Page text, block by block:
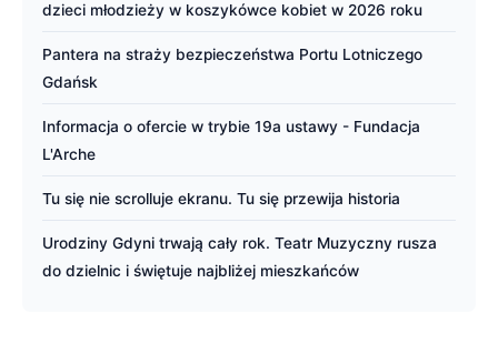
dzieci młodzieży w koszykówce kobiet w 2026 roku
Pantera na straży bezpieczeństwa Portu Lotniczego
Gdańsk
Informacja o ofercie w trybie 19a ustawy - Fundacja
L'Arche
Tu się nie scrolluje ekranu. Tu się przewija historia
Urodziny Gdyni trwają cały rok. Teatr Muzyczny rusza
do dzielnic i świętuje najbliżej mieszkańców